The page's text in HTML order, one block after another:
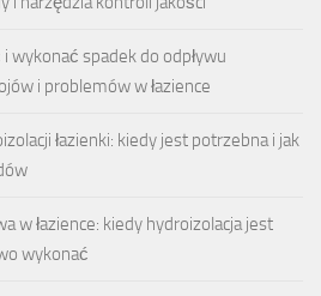
i wykonać spadek do odpływu
i problemów w łazience
łazienki: kiedy jest potrzebna i jak
w łazience: kiedy hydroizolacja jest
wykonać